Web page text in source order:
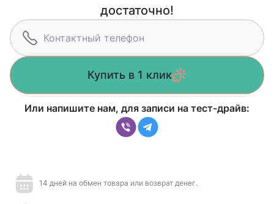
достаточно!
Купить в 1 клик
Или напишите нам, для записи на тест-драйв:
14 дней на обмен товара или возврат денег.